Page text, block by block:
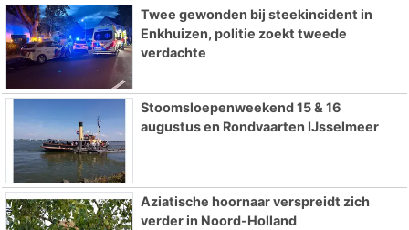
Twee gewonden bij steekincident in
Enkhuizen, politie zoekt tweede
verdachte
Stoomsloepenweekend 15 & 16
augustus en Rondvaarten IJsselmeer
Aziatische hoornaar verspreidt zich
verder in Noord-Holland